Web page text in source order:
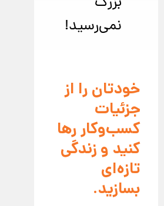
نمی‌رسید!
خودتان را از
جزئیات
کسب‌وکار رها
کنید و زندگی
تازه‌ای
بسازید.